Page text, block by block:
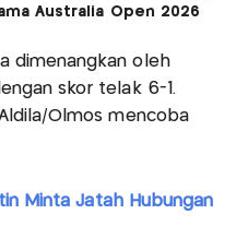
Australia Open 2026
dimenangkan oleh
skor telak 6-1.
Olmos mencoba
Minta Jatah Hubungan